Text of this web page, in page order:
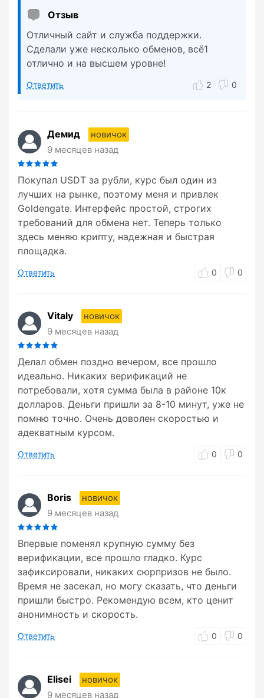
Отзыв
Отличный сайт и служба поддержки.
Сделали уже несколько обменов, всё1
отлично и на высшем уровне!
Ответить 2 0
Демид
новичок
9 месяцев назад
Покупал USDT за рубли, курс был один из
лучших на рынке, поэтому меня и привлек
Goldengate. Интерфейс простой, строгих
требований для обмена нет. Теперь только
здесь меняю крипту, надежная и быстрая
площадка.
Ответить 0 0
Vitaly
новичок
9 месяцев назад
Делал обмен поздно вечером, все прошло
идеально. Никаких верификаций не
потребовали, хотя сумма была в районе 10к
долларов. Деньги пришли за 8-10 минут, уже не
помню точно. Очень доволен скоростью и
адекватным курсом.
Ответить 0 0
Boris
новичок
9 месяцев назад
Впервые поменял крупную сумму без
верификации, все прошло гладко. Курс
зафиксировали, никаких сюрпризов не было.
Время не засекал, но могу сказать, что деньги
пришли быстро. Рекомендую всем, кто ценит
анонимность и скорость.
Ответить 0 0
Elisei
новичок
9 месяцев назад